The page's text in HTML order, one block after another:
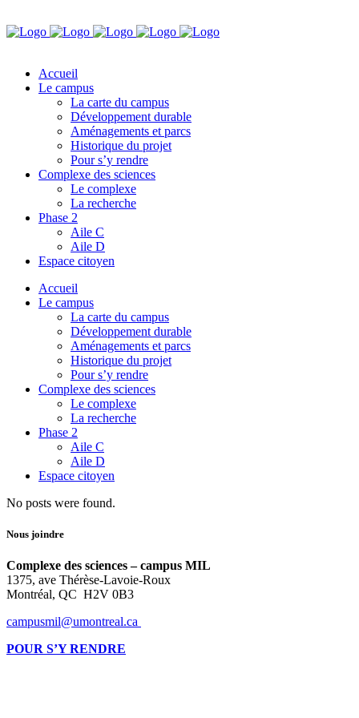
Accueil
Le campus
La carte du campus
Développement durable
Aménagements et parcs
Historique du projet
Pour s’y rendre
Complexe des sciences
Le complexe
La recherche
Phase 2
Aile C
Aile D
Espace citoyen
Accueil
Le campus
La carte du campus
Développement durable
Aménagements et parcs
Historique du projet
Pour s’y rendre
Complexe des sciences
Le complexe
La recherche
Phase 2
Aile C
Aile D
Espace citoyen
No posts were found.
Nous joindre
Complexe des sciences – campus MIL
1375, ave Thérèse-Lavoie-Roux
Montréal, QC H2V 0B3
campusmil@umontreal.ca
POUR S’Y RENDRE